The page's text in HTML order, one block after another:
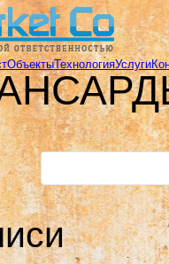
ОбъектыТехнологияУслуги